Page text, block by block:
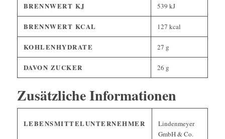
BRENNWERT KJ 539 kJ
BRENNWERT KCAL 127 kcal
KOHLENHYDRATE 27 g
DAVON ZUCKER 26 g
Zusätzliche Informationen
LEBENSMITTELUNTERNEHMER
Lindenmeyer
GmbH & Co.